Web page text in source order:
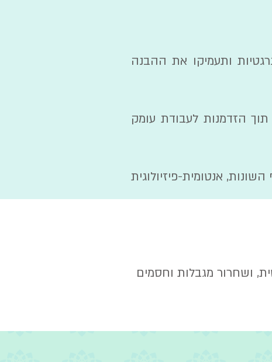
ותעמיקו את ההבנה
הזדמנות לעבודת עומק
אנטומית-פיזיולוגית
ושחרור מגבלות וחסמים